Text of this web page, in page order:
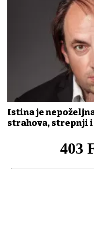
Istina je
strahova, strepnji i